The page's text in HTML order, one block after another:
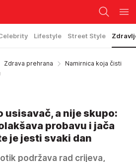
Lifestyle Street Style
Zdrava prehrana
Namirnica koja čisti
usisavač, a nije skupo:
probavu i jača
je jesti svaki dan
podržava rad crijeva,